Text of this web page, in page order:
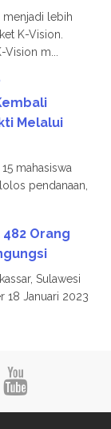
menjadi lebih
K-Vision.
m...
Melalui
mahasiswa
pendanaan,
Orang
Sulawesi
18 Januari 2023